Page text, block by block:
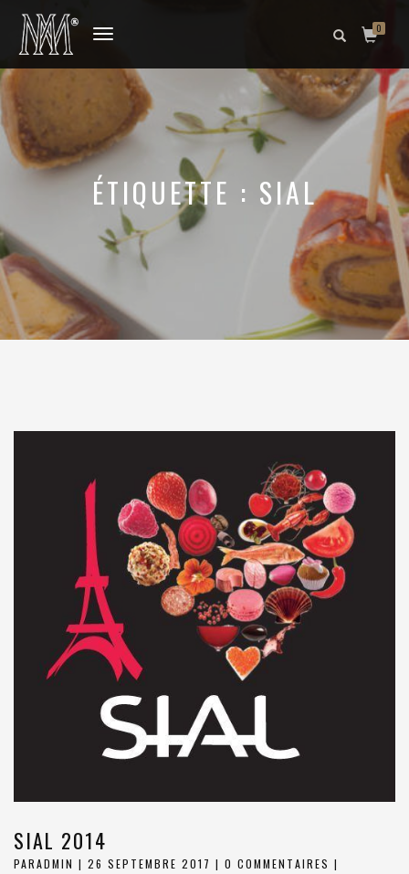
DÉPLIER
NAVIGATION
0
ÉTIQUETTE : SIAL
SIAL 2014
PARADMIN | 26 SEPTEMBRE 2017 | 0 COMMENTAIRES |